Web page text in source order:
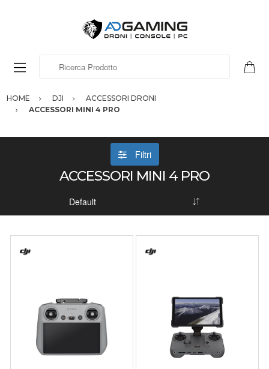
HOME DJI
ACCESSORI DRONI
ACCESSORI MINI 4 PRO
Filtri
ACCESSORI MINI 4 PRO